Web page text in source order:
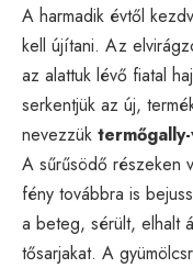
A harmadik évtől
kell újítani. Az
az alattuk lévő fiatal
serkentjük az új,
nevezzük
A sűrűsödő részeken
fény továbbra is
a beteg, sérült, elhalt
tősarjakat. A